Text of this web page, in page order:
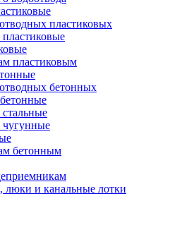
пластиковых
пластиковым
бетонных
бетонным
люки и канальные лотки